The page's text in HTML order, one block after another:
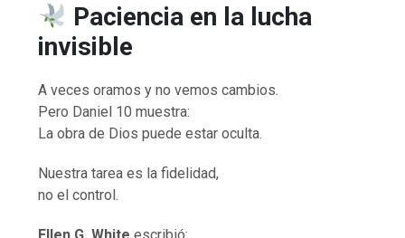
Paciencia en la lucha
invisible
A veces oramos y no vemos cambios.
Pero Daniel 10 muestra:
La obra de Dios puede estar oculta.
Nuestra tarea es la fidelidad,
no el control.